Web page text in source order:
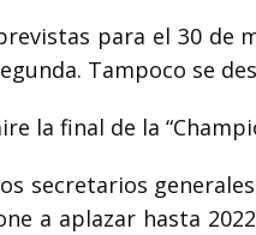
para el 30 de
Tampoco se
la final de la
secretarios
a aplazar hasta